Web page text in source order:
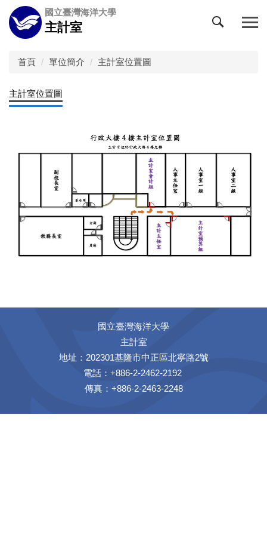
跳
到
主
區
國立臺灣海洋大學
主計室
首頁 單位簡介 主計室位置圖
主計室位置圖
國立臺灣海洋大學
主計室
地址：202301基隆市中正區北寧路2號
電話：+886-2-2462-2192
傳真：+886-2-2463-2248